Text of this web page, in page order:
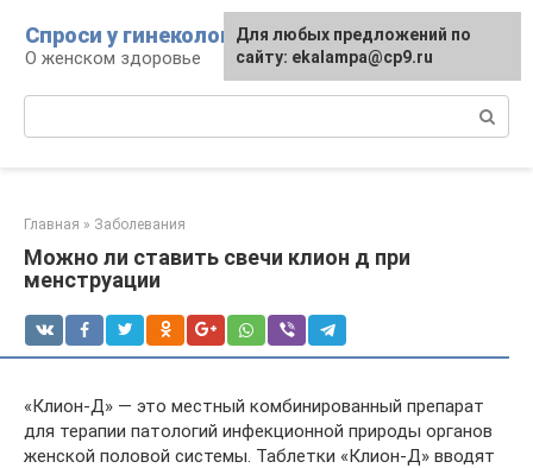
контенту
Спроси у гинеколога
О женском здоровье
Главная » Заболевания
Можно ли ставить свечи клион д при
менструации
«Клион-Д» — это местный комбинированный препарат
для терапии патологий инфекционной природы органов
женской половой системы. Таблетки «Клион-Д» вводят
Для любых предложений по
сайту: ekalampa@cp9.ru